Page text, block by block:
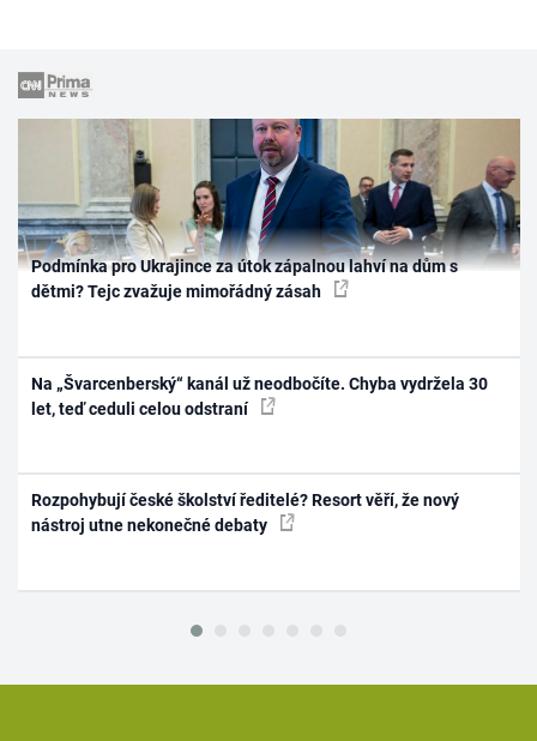
Podmínka pro Ukrajince za útok zápalnou lahví na dům s
dětmi? Tejc zvažuje mimořádný zásah
Na „Švarcenberský“ kanál už neodbočíte. Chyba vydržela 30
let, teď ceduli celou odstraní
Rozpohybují české školství ředitelé? Resort věří, že nový
nástroj utne nekonečné debaty